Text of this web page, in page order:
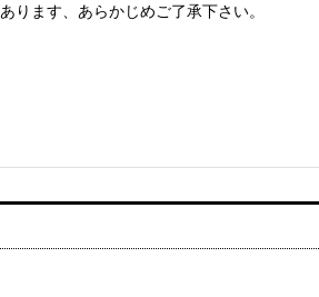
ます、あらかじめご了承下さい。